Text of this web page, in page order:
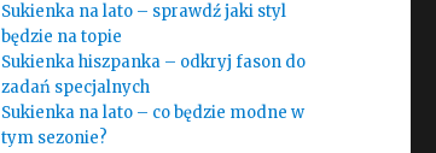
Sukienka na lato – sprawdź jaki styl
będzie na topie
Sukienka hiszpanka – odkryj fason do
zadań specjalnych
Sukienka na lato – co będzie modne w
tym sezonie?